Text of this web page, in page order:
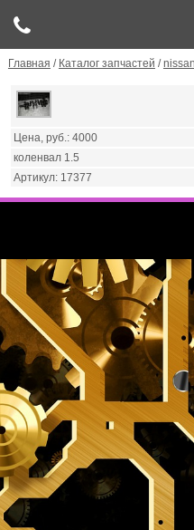
Главная / Каталог запчастей /nissan
4000
коленвал 1.5
17377